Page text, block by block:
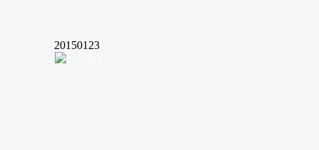
20150123